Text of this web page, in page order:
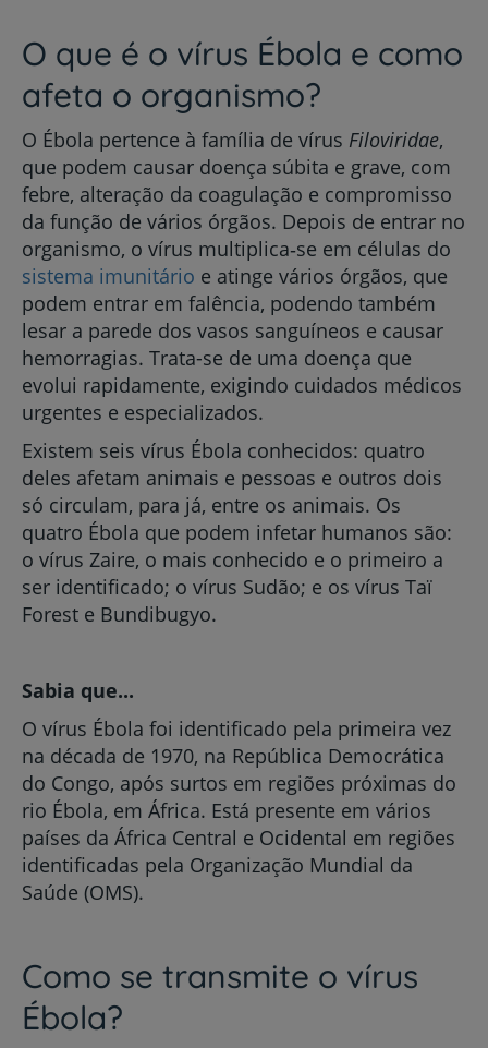
O que é o vírus Ébola e como
afeta o organismo?
O Ébola pertence à família de vírus Filoviridae,
que podem causar doença súbita e grave, com
febre, alteração da coagulação e compromisso
da função de vários órgãos. Depois de entrar no
organismo, o vírus multiplica‑se em células do
sistema imunitário e atinge vários órgãos, que
podem entrar em falência, podendo também
lesar a parede dos vasos sanguíneos e causar
hemorragias. Trata-se de uma doença que
evolui rapidamente, exigindo cuidados médicos
urgentes e especializados.
Existem seis vírus Ébola conhecidos: quatro
deles afetam animais e pessoas e outros dois
só circulam, para já, entre os animais. Os
quatro Ébola que podem infetar humanos são:
o vírus Zaire, o mais conhecido e o primeiro a
ser identificado; o vírus Sudão; e os vírus Taï
Forest e Bundibugyo.
Sabia que...
O vírus Ébola foi identificado pela primeira vez
na década de 1970, na República Democrática
do Congo, após surtos em regiões próximas do
rio Ébola, em África. Está presente em vários
países da África Central e Ocidental em regiões
identificadas pela Organização Mundial da
Saúde (OMS).
Como se transmite o vírus
Ébola?